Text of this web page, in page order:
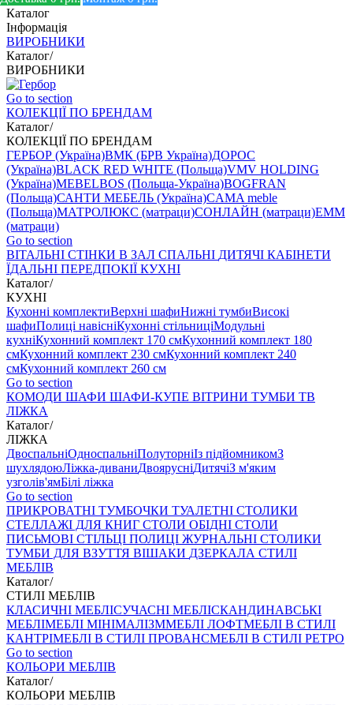
Каталог
Інформація
ВИРОБНИКИ
Каталог/
ВИРОБНИКИ
Go to section
КОЛЕКЦІЇ ПО БРЕНДАМ
Каталог/
КОЛЕКЦІЇ ПО БРЕНДАМ
ГЕРБОР (Україна)ВМК (БРВ Україна)ДОРОС
(Україна)BLACK RED WHITE (Польща)VMV HOLDING
(Україна)MEBELBOS (Польща-Україна)BOGFRAN
(Польща)САНТИ МЕБЕЛЬ (Україна)CAMA meble
(Польща)МАТРОЛЮКС (матраци)СОНЛАЙН (матраци)EMM
(матраци)
Go to section
ВIТАЛЬНI СТІНКИ В ЗАЛ СПАЛЬНІ ДИТЯЧІ КАБІНЕТИ
ЇДАЛЬНI ПЕРЕДПОКІЇ КУХНІ
Каталог/
КУХНІ
Кухонні комплектиВерхні шафиНижні тумбиВисокі
шафиПолиці навісніКухонні стільниціМодульні
кухніКухонний комплект 170 смКухонний комплект 180
смКухонний комплект 230 смКухонний комплект 240
смКухонний комплект 260 см
Go to section
КОМОДИ ШАФИ ШАФИ-КУПЕ ВІТРИНИ ТУМБИ ТВ
ЛІЖКА
Каталог/
ЛІЖКА
ДвоспальніОдноспальніПолуторніІз підйомникомЗ
шухлядоюЛіжка-диваниДвоярусніДитячіЗ м'яким
узголів'ямБілі ліжка
Go to section
ПРИКРОВАТНІ ТУМБОЧКИ ТУАЛЕТНІ СТОЛИКИ
СТЕЛЛАЖІ ДЛЯ КНИГ СТОЛИ ОБІДНІ СТОЛИ
ПИСЬМОВІ СТІЛЬЦI ПОЛИЦІ ЖУРНАЛЬНІ СТОЛИКИ
ТУМБИ ДЛЯ ВЗУТТЯ ВІШАКИ ДЗЕРКАЛА СТИЛІ
МЕБЛІВ
Каталог/
СТИЛІ МЕБЛІВ
КЛАСИЧНІ МЕБЛІСУЧАСНІ МЕБЛІСКАНДИНАВСЬКІ
МЕБЛІМЕБЛІ МІНІМАЛІЗММЕБЛІ ЛОФТМЕБЛІ В СТИЛІ
КАНТРІМЕБЛІ В СТИЛІ ПРОВАНСМЕБЛІ В СТИЛІ РЕТРО
Go to section
КОЛЬОРИ МЕБЛІВ
Каталог/
КОЛЬОРИ МЕБЛІВ